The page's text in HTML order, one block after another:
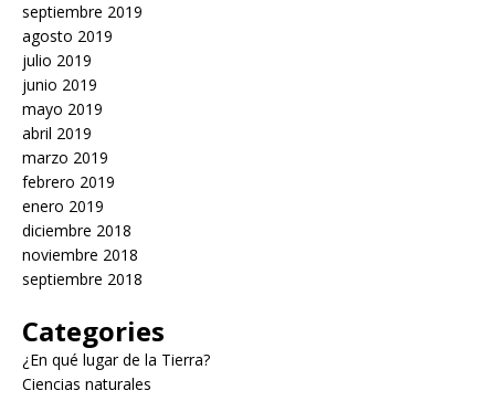
septiembre 2019
agosto 2019
julio 2019
junio 2019
mayo 2019
abril 2019
marzo 2019
febrero 2019
enero 2019
diciembre 2018
noviembre 2018
septiembre 2018
Categories
¿En qué lugar de la Tierra?
Ciencias naturales